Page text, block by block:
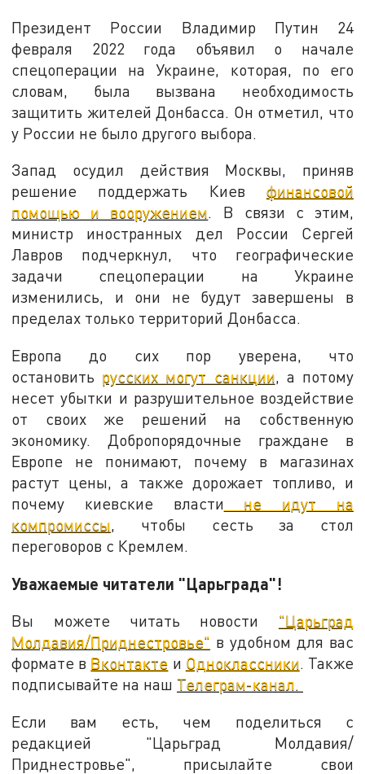
Президент России Владимир Путин 24
февраля 2022 года объявил о начале
спецоперации на Украине, которая, по его
словам, была вызвана необходимость
защитить жителей Донбасса. Он отметил, что
у России не было другого выбора.
Запад осудил действия Москвы, приняв
решение поддержать Киев финансовой
помощью и вооружением. В связи с этим,
министр иностранных дел России Сергей
Лавров подчеркнул, что географические
задачи спецоперации на Украине
изменились, и они не будут завершены в
пределах только территорий Донбасса.
Европа до сих пор уверена, что
остановить русских могут санкции, а потому
несет убытки и разрушительное воздействие
от своих же решений на собственную
экономику. Добропорядочные граждане в
Европе не понимают, почему в магазинах
растут цены, а также дорожает топливо, и
почему киевские власти не идут на
компромиссы, чтобы сесть за стол
переговоров с Кремлем.
Уважаемые читатели "Царьграда"!
Вы можете читать новости "Царьград
Молдавия/Приднестровье" в удобном для вас
формате в Вконтакте и Одноклассники. Также
подписывайте на наш Телеграм-канал.
Если вам есть, чем поделиться с
редакцией "Царьград Молдавия/
Приднестровье", присылайте свои